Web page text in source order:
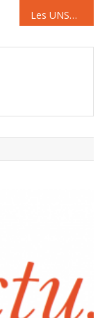
Les UNSActualités Orange de septembre 2022 – Réunion Mayotte